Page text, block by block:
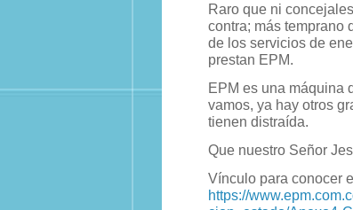
Raro que ni
contra; más temprano
de los servicios de
prestan EPM.
EPM es una máquina
vamos, ya hay otros
tienen distraída.
Que nuestro Señor
Vínculo para conocer
https://